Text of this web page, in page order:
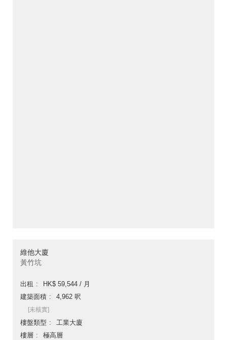
維他大廈
黃竹坑
出租
HK$ 59,544 / 月
建築面積
4,962 呎
[未核實]
樓盤類型
工業大廈
樓層
極高層